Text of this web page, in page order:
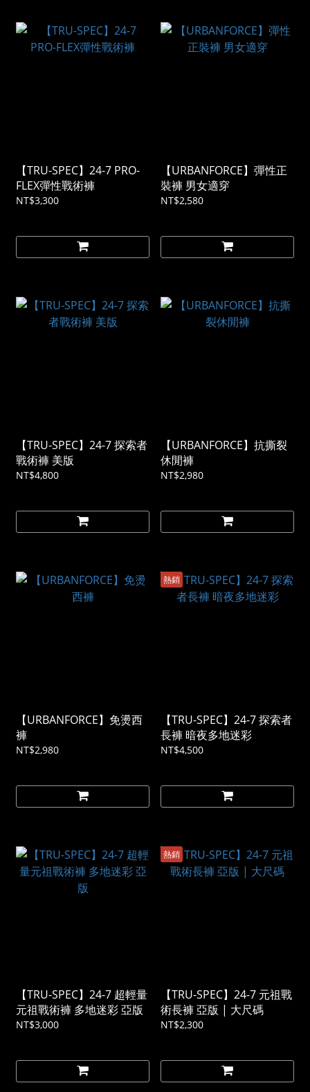
【TRU-SPEC】24-7 PRO-
FLEX彈性戰術褲
NT$3,300
【URBANFORCE】彈性正
裝褲 男女適穿
NT$2,580
【TRU-SPEC】24-7 探索者
戰術褲 美版
NT$4,800
【URBANFORCE】抗撕裂
休閒褲
NT$2,980
【URBANFORCE】免燙西
褲
NT$2,980
熱銷
【TRU-SPEC】24-7 探索者
長褲 暗夜多地迷彩
NT$4,500
【TRU-SPEC】24-7 超輕量
元祖戰術褲 多地迷彩 亞版
NT$3,000
熱銷
【TRU-SPEC】24-7 元祖戰
術長褲 亞版 | 大尺碼
NT$2,300